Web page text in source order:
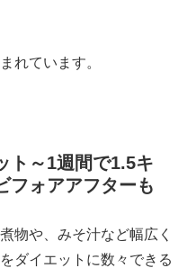
れています。
ト～1週間で1.5キ
フォアアフターも
物や、みそ汁など幅広く
ダイエットに数々できる